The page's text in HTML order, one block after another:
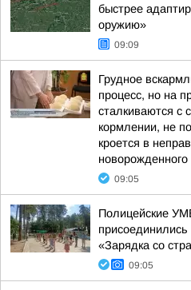
быстрее
оружию»
09:09
Грудное
процесс, но на
сталкиваются с
кормлении, не
кроется в
новорожденного
09:05
Полицейские
присоединились
«Зарядка со
09:05